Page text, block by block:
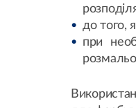
до того,
при